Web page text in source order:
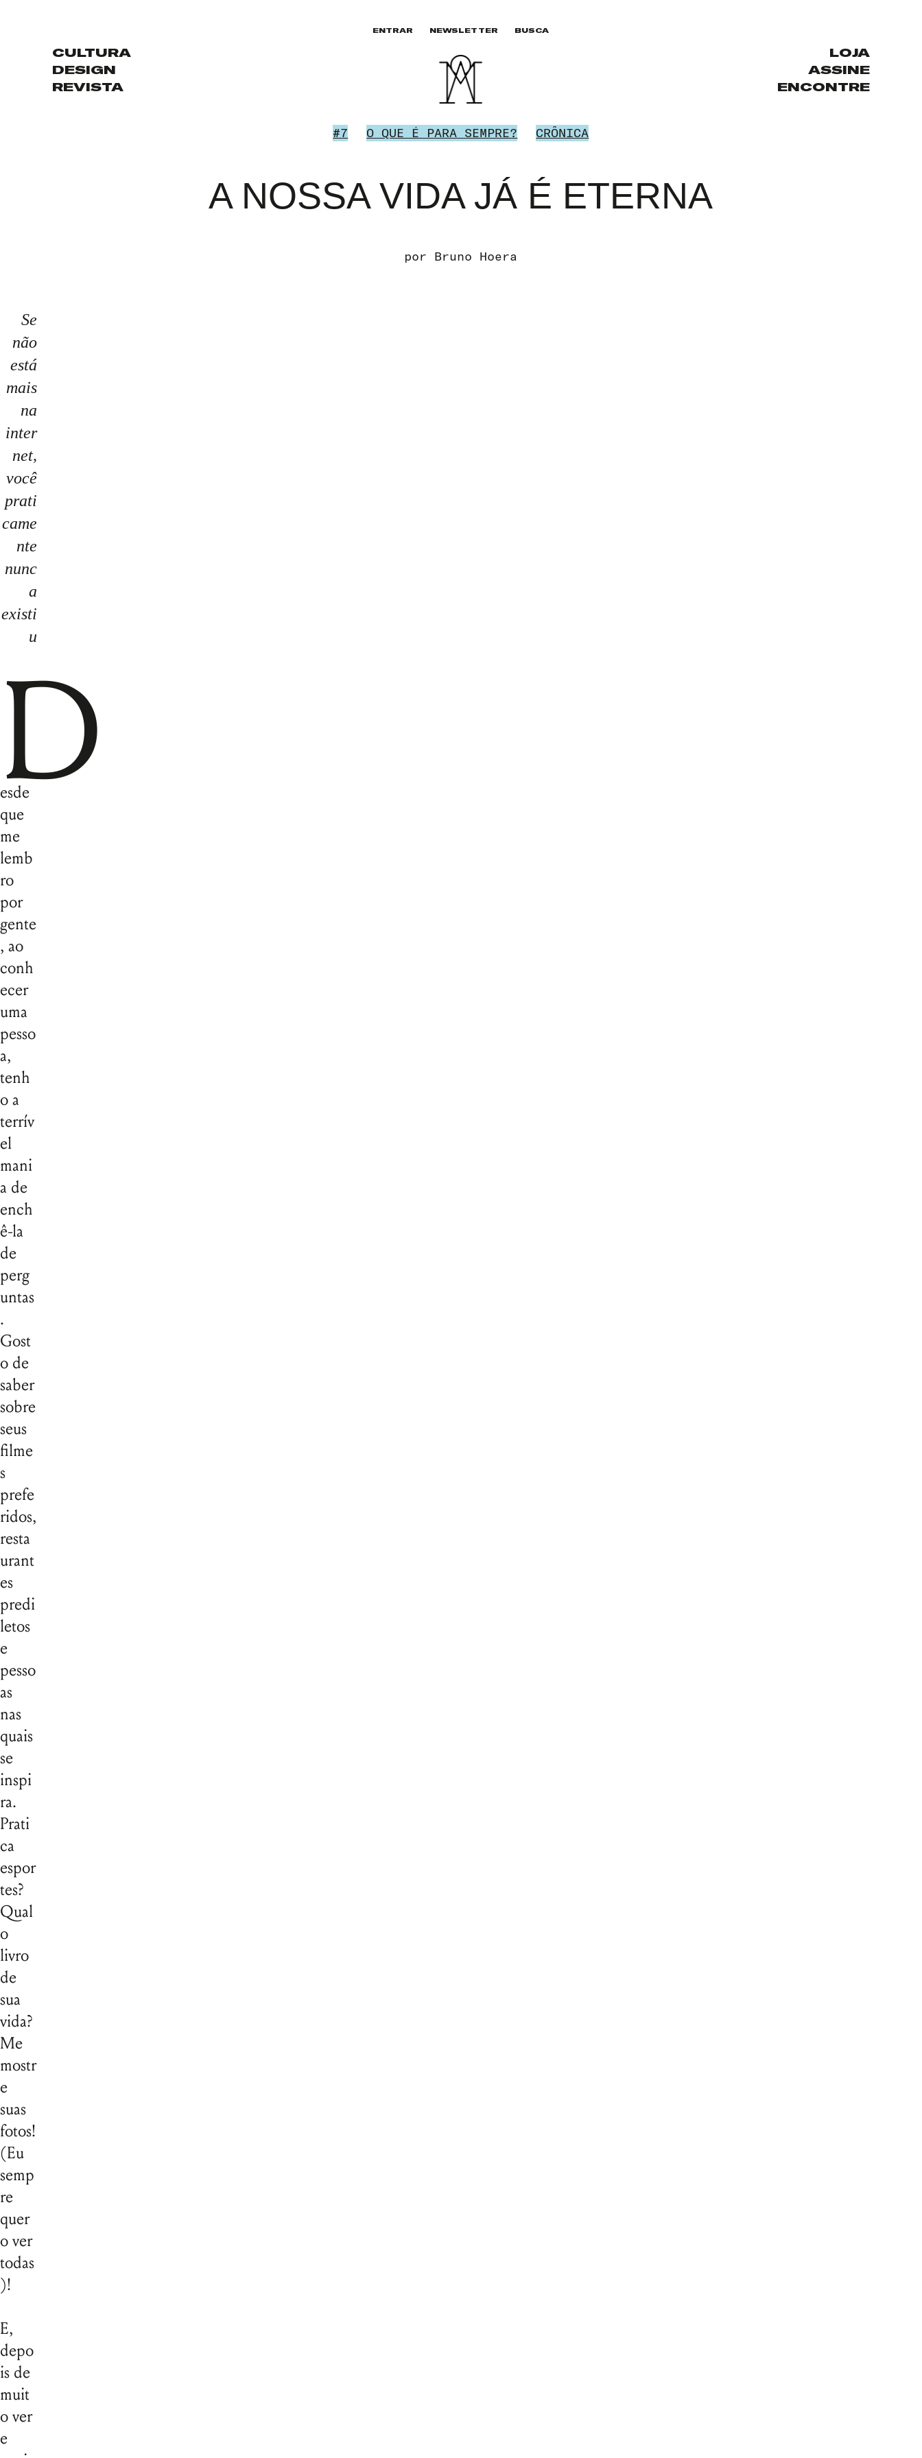
CULTURA
DESIGN
REVISTA
ENTRAR NEWSLETTER BUSCA
LOJA
ASSINE
ENCONTRE
#7 O QUE É PARA SEMPRE? CRÔNICA
A NOSSA VIDA JÁ É ETERNA
por Bruno Hoera
Se
não
está
mais
na
inter
net,
você
prati
came
nte
nunc
a
existi
u
D
esde
que
me
lemb
ro
por
gente
, ao
conh
ecer
uma
pesso
a,
tenh
o a
terrív
el
mani
a de
ench
ê-la
de
perg
untas
.
Gost
o de
saber
sobre
seus
filme
s
prefe
ridos,
resta
urant
es
predi
letos
e
pesso
as
nas
quais
se
inspi
ra.
Prati
ca
espor
tes?
Qual
o
livro
de
sua
vida?
Me
mostr
e
suas
fotos!
(Eu
semp
re
quer
o ver
todas
)!
E,
depo
is de
muit
o ver
e